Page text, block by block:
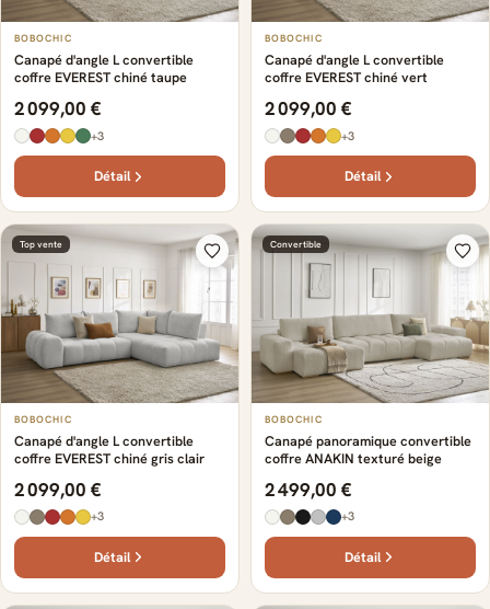
BOBOCHIC
Canapé d'angle L convertible
coffre EVEREST chiné taupe
2 099,00 €
+3
Détail
BOBOCHIC
Canapé d'angle L convertible
coffre EVEREST chiné vert
2 099,00 €
+3
Détail
Top vente
BOBOCHIC
Canapé d'angle L convertible
coffre EVEREST chiné gris clair
2 099,00 €
+3
Détail
Convertible
BOBOCHIC
Canapé panoramique convertible
coffre ANAKIN texturé beige
2 499,00 €
+3
Détail